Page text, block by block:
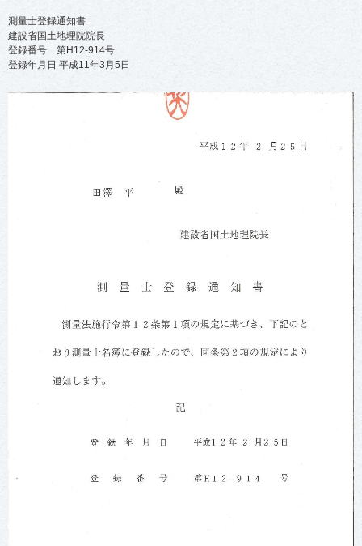
測量士登録通知書
建設省国土地理院院長
登録番号 第H12-914号
登録年月日 平成11年3月5日